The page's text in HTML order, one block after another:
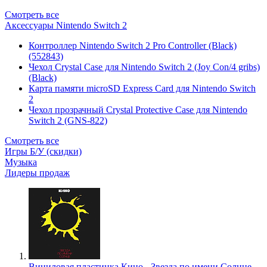
Смотреть все
Аксессуары Nintendo Switch 2
Контроллер Nintendo Switch 2 Pro Controller (Black)
(552843)
Чехол Сrystal Сase для Nintendo Switch 2 (Joy Con/4 gribs)
(Black)
Карта памяти microSD Express Card для Nintendo Switch
2
Чехол прозрачный Crystal Protective Case для Nintendo
Switch 2 (GNS-822)
Смотреть все
Игры Б/У (скидки)
Музыка
Лидеры продаж